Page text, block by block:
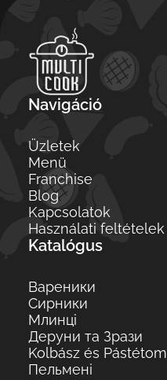
Navigáció
Üzletek
Menü
Franchise
Blog
Kapcsolatok
Használati feltételek
Katalógus
Вареники
Сирники
Млинці
Деруни та Зрази
Kolbász és Pástétom
Пельмені